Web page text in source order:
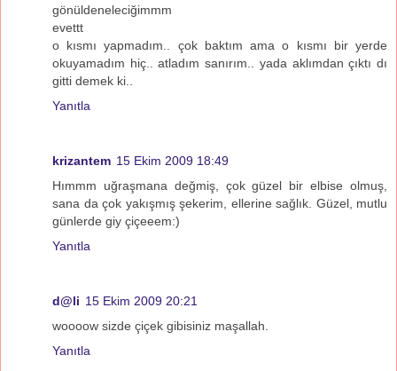
gönüldeneleciğimmm
evettt
o kısmı yapmadım.. çok baktım ama o kısmı bir yerde
okuyamadım hiç.. atladım sanırım.. yada aklımdan çıktı dı
gitti demek ki..
Yanıtla
krizantem 15 Ekim 2009 18:49
Hımmm uğraşmana değmiş, çok güzel bir elbise olmuş,
sana da çok yakışmış şekerim, ellerine sağlık. Güzel, mutlu
günlerde giy çiçeeem:)
Yanıtla
d@li 15 Ekim 2009 20:21
woooow sizde çiçek gibisiniz maşallah.
Yanıtla